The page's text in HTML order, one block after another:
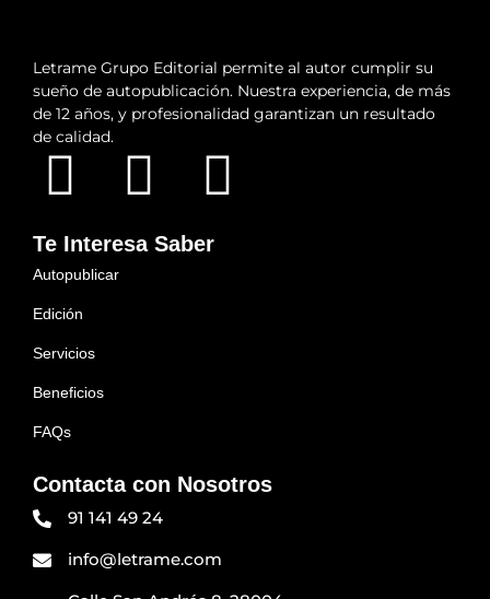
Letrame Grupo Editorial permite al autor cumplir su
sueño de autopublicación. Nuestra experiencia, de más
de 12 años, y profesionalidad garantizan un resultado
de calidad.
Te Interesa Saber
Autopublicar
Edición
Servicios
Beneficios
FAQs
Contacta con Nosotros
91 141 49 24
info@letrame.com